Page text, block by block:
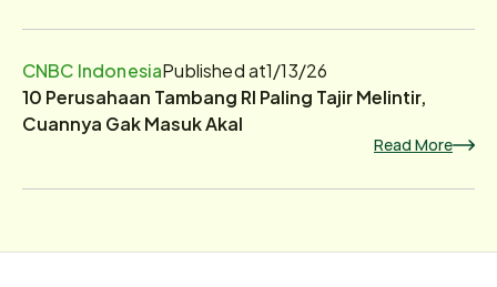
CNBC IndonesiaPublished at1/13/26
10 Perusahaan Tambang RI Paling Tajir Melintir,
Cuannya Gak Masuk Akal
Read More